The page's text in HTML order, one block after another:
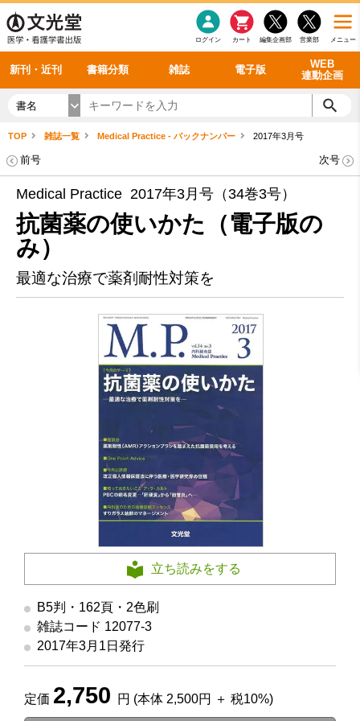
メニュー
営業部
編集企画部
カート
ログイン
新刊・近刊 書籍分類 雑誌 電子版
WEB
連動企画
感染症 老年医学
看護・介護
呼吸器
循環器
シリーズ一覧
雑誌投稿規定
理学療法
雑誌案内・年間購読 最新号 バックナンバー
電子書籍
電子雑誌
書籍「データに基づく臨床動作分析」WEB動画
書籍「眼手術学」WEB動画
書籍「神経症候学 II 改訂第二版」 WEB動画
新刊一覧
今後の発行予定
書名
TOP 雑誌一覧 Medical Practice - バックナンバー 2017年3月号
前号 次号
Medical Practice 2017年3月号（34巻3号）
抗菌薬の使いかた（電子版の
み）
最適な治療で薬剤耐性対策を
立ち読みをする
B5判・162頁・2色刷
雑誌コード 12077-3
2017年3月1日発行
定価 2,750 円 (本体 2,500円 ＋ 税10%)